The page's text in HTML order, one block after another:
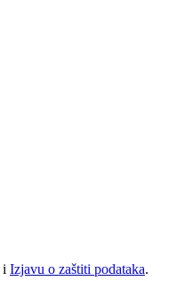
i Izjavu o zaštiti podataka.